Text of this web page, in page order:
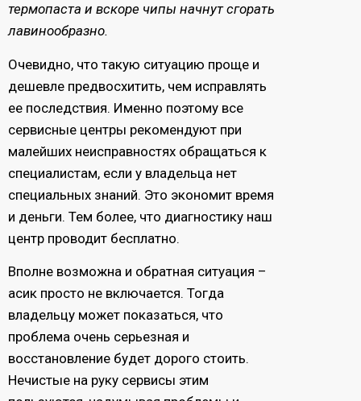
термопаста и вскоре чипы начнут сгорать
лавинообразно.
Очевидно, что такую ситуацию проще и
дешевле предвосхитить, чем исправлять
ее последствия. Именно поэтому все
сервисные центры рекомендуют при
малейших неисправностях обращаться к
специалистам, если у владельца нет
специальных знаний. Это экономит время
и деньги. Тем более, что диагностику наш
центр проводит бесплатно.
Вполне возможна и обратная ситуация –
асик просто не включается. Тогда
владельцу может показаться, что
проблема очень серьезная и
восстановление будет дорого стоить.
Нечистые на руку сервисы этим